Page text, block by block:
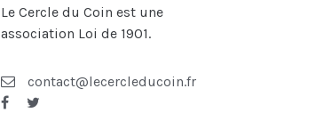
Le Cercle du Coin est une
association Loi de 1901.
contact@lecercleducoin.fr